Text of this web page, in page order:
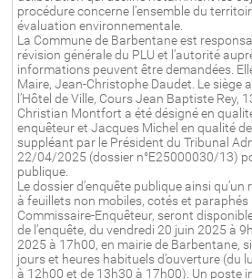
procédure concerne l’ensemble du
évaluation environnementale.
La Commune de Barbentane est
révision générale du PLU et l’autorité
informations peuvent être demandées.
Maire, Jean-Christophe Daudet. Le siège
l’Hôtel de Ville, Cours Jean Baptiste Rey,
Christian Montfort a été désigné en
enquêteur et Jacques Michel en qualité
suppléant par le Président du Tribunal
22/04/2025 (dossier n°E25000030/13)
publique.
Le dossier d’enquête publique ainsi
à feuillets non mobiles, cotés et paraphés
Commissaire-Enquêteur, seront
de l’enquête, du vendredi 20 juin 2025 à
2025 à 17h00, en mairie de Barbentane,
jours et heures habituels d’ouverture (du
à 12h00 et de 13h30 à 17h00). Un poste